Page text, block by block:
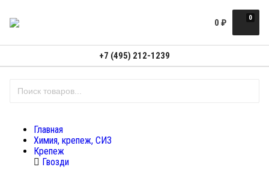
0
0 ₽
+7 (495) 212-1239
Главная
Химия, крепеж, СИЗ
Крепеж
Гвозди